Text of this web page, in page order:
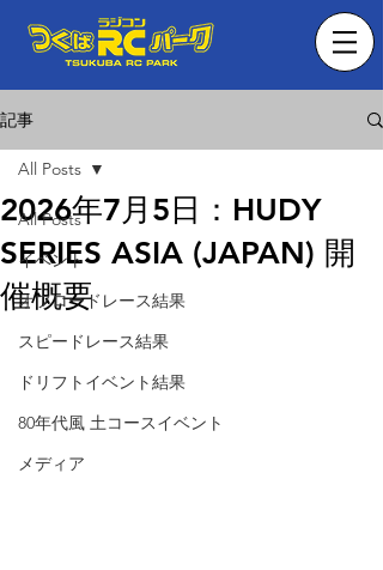
記事
All Posts
イベント
オフロードレース結果
スピードレース結果
ドリフトイベント結果
80年代風 土コースイベント
メディア
All Posts
2026年7月5日：HUDY
SERIES ASIA (JAPAN) 開
催概要